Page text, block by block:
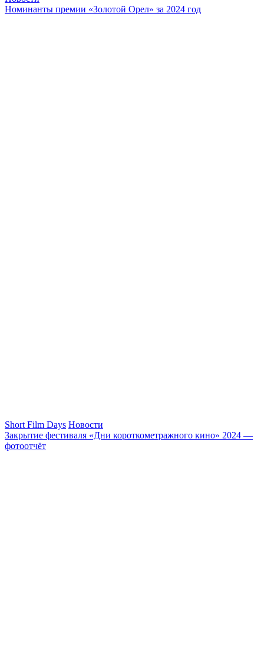
Номинанты премии «Золотой Орел» за 2024 год
Short Film Days Новости
Закрытие фестиваля «Дни короткометражного кино» 2024 —
фотоотчёт